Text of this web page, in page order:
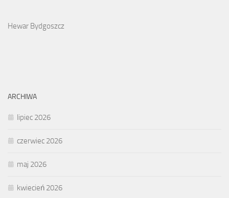
Hewar Bydgoszcz
ARCHIWA
lipiec 2026
czerwiec 2026
maj 2026
kwiecień 2026